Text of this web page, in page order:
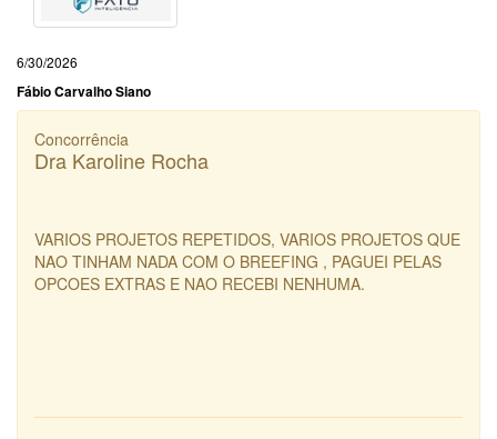
6/30/2026
Fábio Carvalho Siano
Concorrência
Dra Karoline Rocha
VARIOS PROJETOS REPETIDOS, VARIOS PROJETOS QUE
NAO TINHAM NADA COM O BREEFING , PAGUEI PELAS
OPCOES EXTRAS E NAO RECEBI NENHUMA.